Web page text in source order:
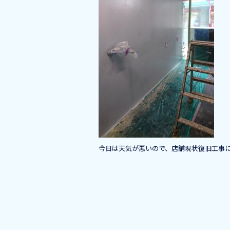
o
今日は天気が悪いので、店舗現状復旧工事